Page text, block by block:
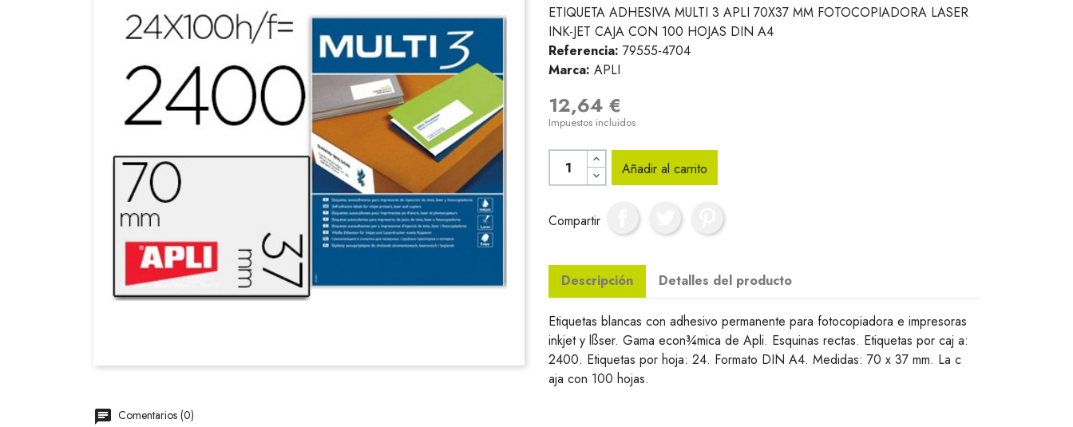
ETIQUETA ADHESIVA MULTI 3 APLI 70X37 MM FOTOCOPIADORA LASER
INK-JET CAJA CON 100 HOJAS DIN A4
Referencia: 79555-4704
Marca: APLI
12,64 €
Impuestos incluidos
Añadir al carrito
Compartir
Descripción Detalles del producto
Etiquetas blancas con adhesivo permanente para fotocopiadora e impresoras
inkjet y lßser. Gama econ¾mica de Apli. Esquinas rectas. Etiquetas por caj a:
2400. Etiquetas por hoja: 24. Formato DIN A4. Medidas: 70 x 37 mm. La c
aja con 100 hojas.
Comentarios (0)